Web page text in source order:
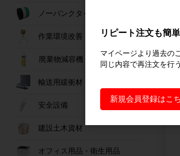
製
ノーパンクタイヤ
作業環境改善
廃棄物減容機
輸送用緩衝材
安全設備
建設土木資材
オフィス用品・衛生用品
リピート注文も簡
マイページより過去の
同じ内容で再注文を行
新規会員登録はこ